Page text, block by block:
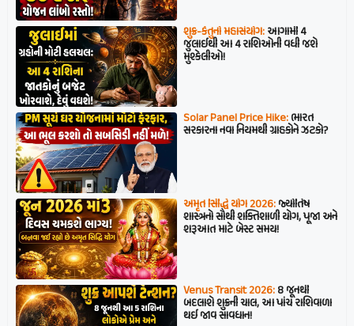
શુક્ર-કેતુનો મહાસંયોગ:આગામી 4
જુલાઈથી આ 4 રાશિઓની વધી જશે
મુશ્કેલીઓ!
Solar Panel Price Hike:ભારત
સરકારના નવા નિયમથી ગ્રાહકોને ઝટકો?
અમૃત સિદ્ધિ યોગ 2026:જ્યોતિષ
શાસ્ત્રનો સૌથી શક્તિશાળી યોગ, પૂજા અને
શરૂઆત માટે બેસ્ટ સમય!
Venus Transit 2026:8 જૂનથી
બદલાશે શુક્રની ચાલ, આ પાંચ રાશિવાળા
થઈ જાવ સાવધાન!